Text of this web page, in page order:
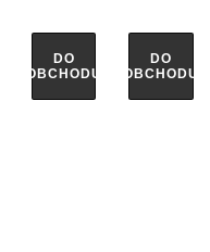
DO
OBCHODU
DO
OBCHODU